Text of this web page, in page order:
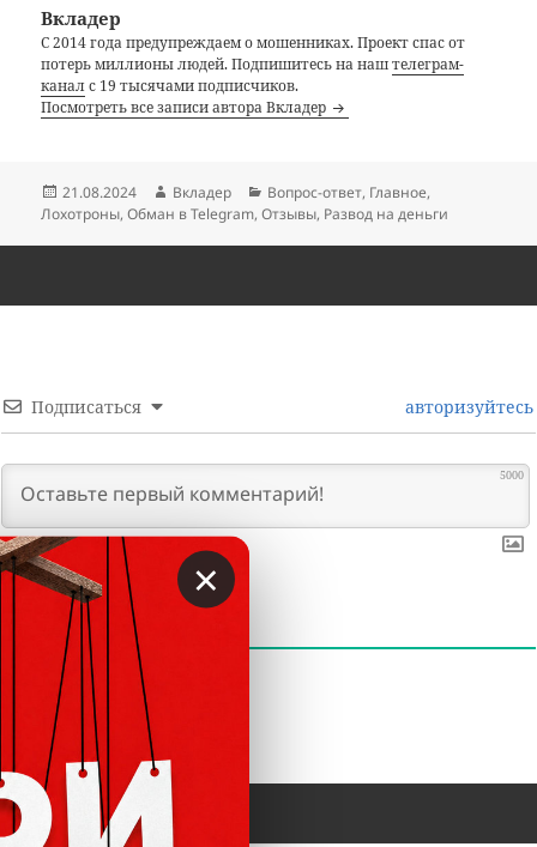
Вкладер
С 2014 года предупреждаем о мошенниках. Проект спас от
потерь миллионы людей. Подпишитесь на наштелеграм-
каналс 19 тысячами подписчиков.
Посмотреть все записи автора Вкладер
Опубликовано
21.08.2024 Автор
Вкладер Рубрики
Вопрос-ответ, Главное,
Лохотроны,Обман в Telegram,Отзывы, Развод на деньги
Подписаться авторизуйтесь
5000
КОММЕНТАРИИ
×